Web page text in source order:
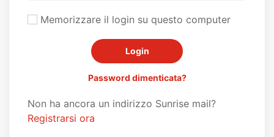
Memorizzare il login su questo computer
Password dimenticata?
Non ha ancora un indirizzo Sunrise mail?
Registrarsi ora